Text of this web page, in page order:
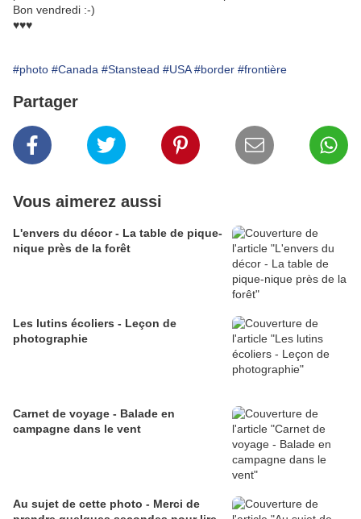
Bon vendredi :-)
♥♥♥
#photo #Canada #Stanstead #USA #border #frontière
Partager
Vous aimerez aussi
L'envers du décor - La table de pique-
nique près de la forêt
Les lutins écoliers - Leçon de
photographie
Carnet de voyage - Balade en
campagne dans le vent
Au sujet de cette photo - Merci de